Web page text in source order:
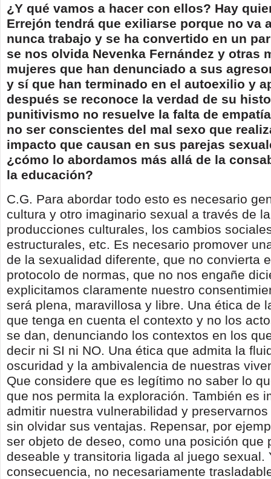
¿Y qué vamos a hacer con ellos? Hay
Errejón tendrá que exiliarse porque no va
nunca trabajo y se ha convertido en un
se nos olvida Nevenka Fernández y otras
mujeres que han denunciado a sus
y sí que han terminado en el autoexilio y
después se reconoce la verdad de su
punitivismo no resuelve la falta de
no ser conscientes del mal sexo que
impacto que causan en sus parejas
¿cómo lo abordamos más allá de la
la educación?
C.G. Para abordar todo esto es necesario
cultura y otro imaginario sexual a través de
producciones culturales, los cambios
estructurales, etc. Es necesario promover
de la sexualidad diferente, que no convierta
protocolo de normas, que no nos engañe
explicitamos claramente nuestro
será plena, maravillosa y libre. Una ética de
que tenga en cuenta el contexto y no los
se dan, denunciando los contextos en los
decir ni SI ni NO. Una ética que admita la
oscuridad y la ambivalencia de nuestras
Que considere que es legítimo no saber lo
que nos permita la exploración. También es
admitir nuestra vulnerabilidad y
sin olvidar sus ventajas. Repensar, por
ser objeto de deseo, como una posición que
deseable y transitoria ligada al juego sexual.
consecuencia, no necesariamente